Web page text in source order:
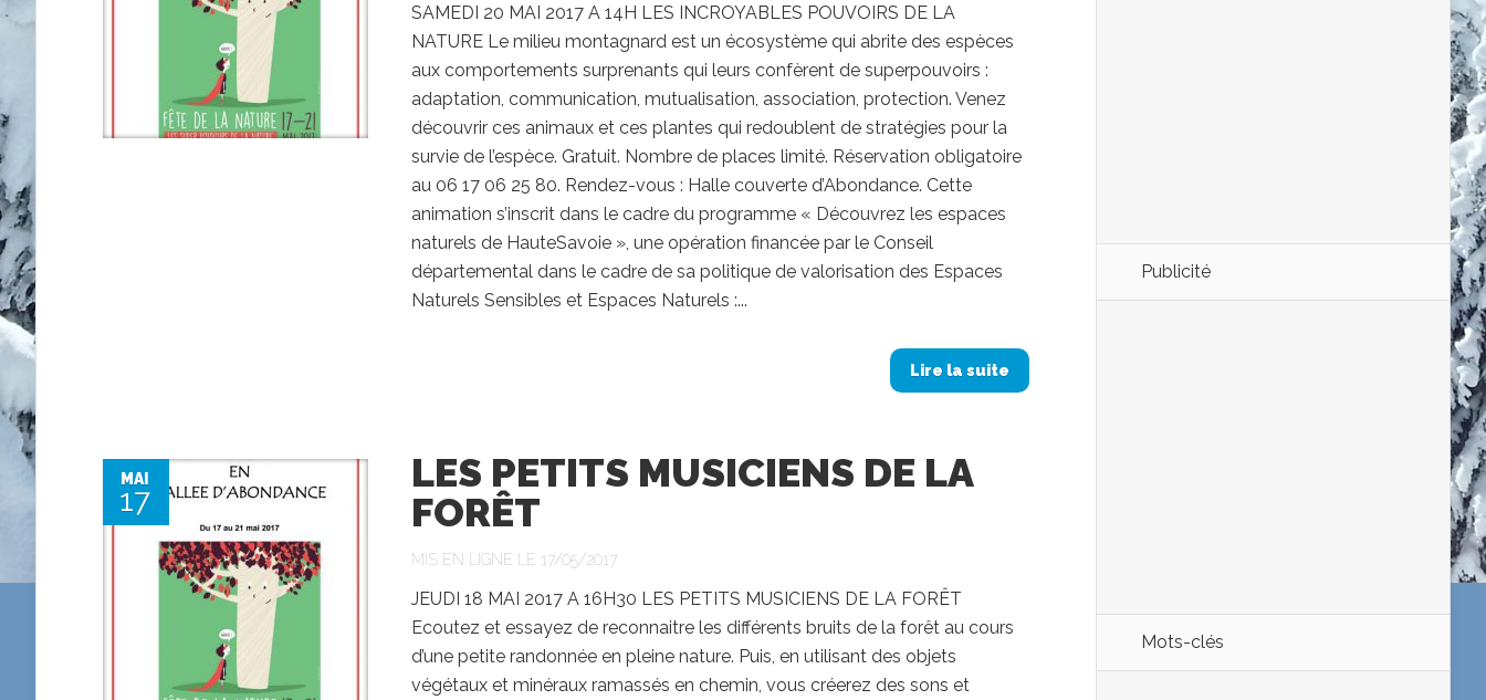
SAMEDI 20 MAI 2017 A 14H LES INCROYABLES POUVOIRS DE LA
NATURE Le milieu montagnard est un écosystème qui abrite des espèces
aux comportements surprenants qui leurs confèrent de superpouvoirs :
adaptation, communication, mutualisation, association, protection. Venez
découvrir ces animaux et ces plantes qui redoublent de stratégies pour la
survie de l’espèce. Gratuit. Nombre de places limité. Réservation obligatoire
au 06 17 06 25 80. Rendez-vous : Halle couverte d’Abondance. Cette
animation s’inscrit dans le cadre du programme « Découvrez les espaces
naturels de HauteSavoie », une opération financée par le Conseil
départemental dans le cadre de sa politique de valorisation des Espaces
Naturels Sensibles et Espaces Naturels :...
Lire la suite
MAI
17
LES PETITS MUSICIENS DE LA
FORÊT
MIS EN LIGNE LE 17/05/2017
JEUDI 18 MAI 2017 A 16H30 LES PETITS MUSICIENS DE LA FORÊT
Ecoutez et essayez de reconnaitre les différents bruits de la forêt au cours
d’une petite randonnée en pleine nature. Puis, en utilisant des objets
végétaux et minéraux ramassés en chemin, vous créerez des sons et
Publicité
Mots-clés